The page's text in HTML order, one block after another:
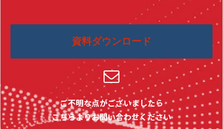
資料ダウンロード
ご不明な点がございましたら
こちらよりお問い合わせください